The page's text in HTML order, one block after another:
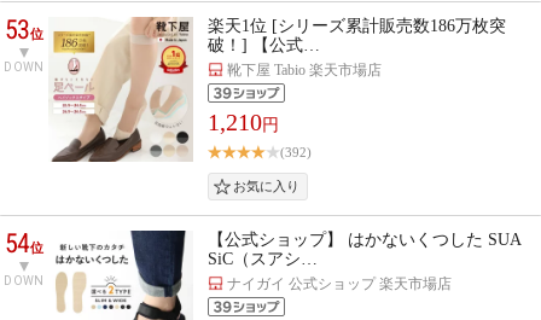
53位
DOWN
楽天1位 [シリーズ累計販売数186万枚突
破！] 【公式…
靴下屋 Tabio 楽天市場店
1,210円
(392)
54位
DOWN
【公式ショップ】 はかないくつした SUA
SiC（スアシ…
ナイガイ 公式ショップ 楽天市場店